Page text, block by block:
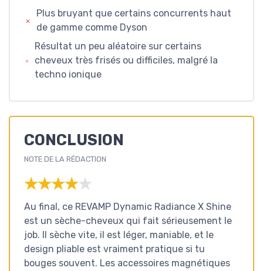
Plus bruyant que certains concurrents haut
de gamme comme Dyson
Résultat un peu aléatoire sur certains
cheveux très frisés ou difficiles, malgré la
techno ionique
CONCLUSION
NOTE DE LA RÉDACTION
★★★★★
★★★★★
Au final, ce REVAMP Dynamic Radiance X Shine
est un sèche-cheveux qui fait sérieusement le
job. Il sèche vite, il est léger, maniable, et le
design pliable est vraiment pratique si tu
bouges souvent. Les accessoires magnétiques